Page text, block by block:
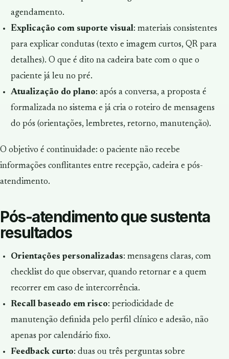
agendamento.
Explicação com suporte visual: materiais consistentes
para explicar condutas (texto e imagem curtos, QR para
detalhes). O que é dito na cadeira bate com o que o
paciente já leu no pré.
Atualização do plano: após a conversa, a proposta é
formalizada no sistema e já cria o roteiro de mensagens
do pós (orientações, lembretes, retorno, manutenção).
O objetivo é continuidade: o paciente não recebe
informações conflitantes entre recepção, cadeira e pós-
atendimento.
Pós-atendimento que sustenta
resultados
Orientações personalizadas: mensagens claras, com
checklist do que observar, quando retornar e a quem
recorrer em caso de intercorrência.
Recall baseado em risco: periodicidade de
manutenção definida pelo perfil clínico e adesão, não
apenas por calendário fixo.
Feedback curto: duas ou três perguntas sobre